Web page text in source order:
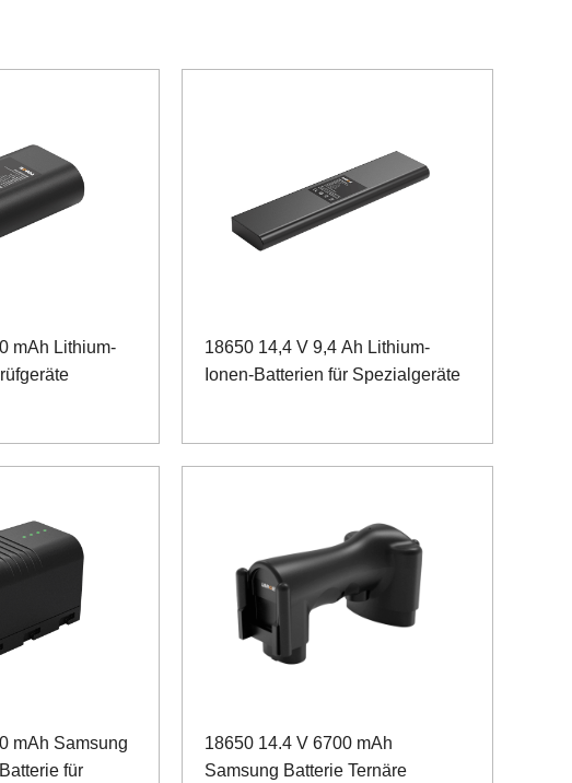
mAh Lithium-
18650 14,4 V 9,4 Ah Lithium-
Ionen-Batterien für Spezialgeräte
mAh Samsung
für
18650 14.4 V 6700 mAh
Samsung Batterie Ternäre